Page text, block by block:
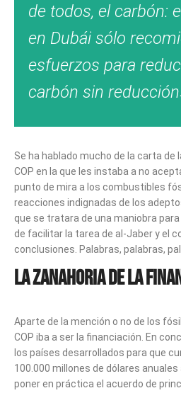
de todos, el carbón:
en Dubái sólo
esfuerzos para
carbón sin
Se ha hablado mucho de la carta de
COP en la que les instaba a no
punto de mira a los combustibles
reacciones indignadas de los
que se tratara de una maniobra
de facilitar la tarea de al-Jaber y el
conclusiones. Palabras, palabras,
La zanahoria de la
Aparte de la mención o no de los
COP iba a ser la financiación. En
los países desarrollados para que
100.000 millones de dólares anuales
poner en práctica el acuerdo de